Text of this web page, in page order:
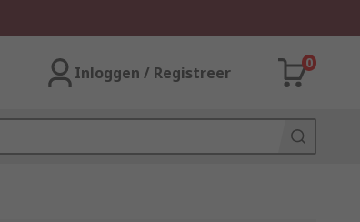
Inloggen / Registreer
0